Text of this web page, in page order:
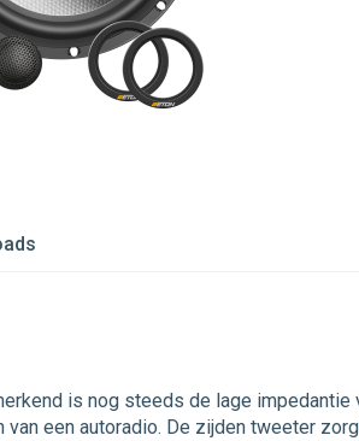
is nog steeds de lage
een autoradio. De zijden tweeter